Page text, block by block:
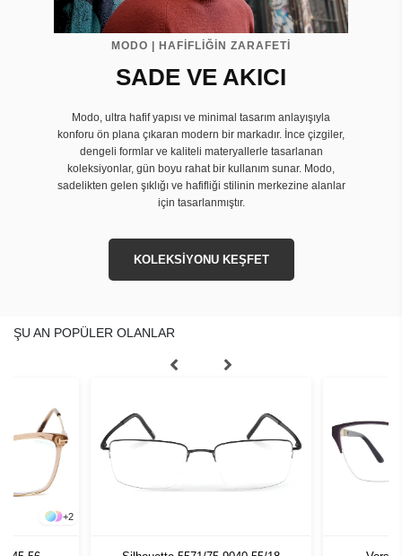
MODO | HAFİFLİĞİN ZARAFETİ
SADE VE AKICI
Modo, ultra hafif yapısı ve minimal tasarım anlayışıyla
konforu ön plana çıkaran modern bir markadır. İnce çizgiler,
dengeli formlar ve kaliteli materyallerle tasarlanan
koleksiyonlar, gün boyu rahat bir kullanım sunar. Modo,
sadelikten gelen şıklığı ve hafifliği stilinin merkezine alanlar
için tasarlanmıştır.
KOLEKSİYONU KEŞFET
ŞU AN POPÜLER OLANLAR
+2